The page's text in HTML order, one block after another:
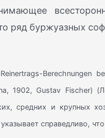
ряд буржуазных
Berechnungen
1902, Gustav Fischer)
средних и крупных
справедливо, что